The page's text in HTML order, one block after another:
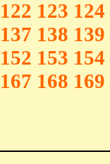
122 123 124
137 138 139
152 153 154
167 168 169